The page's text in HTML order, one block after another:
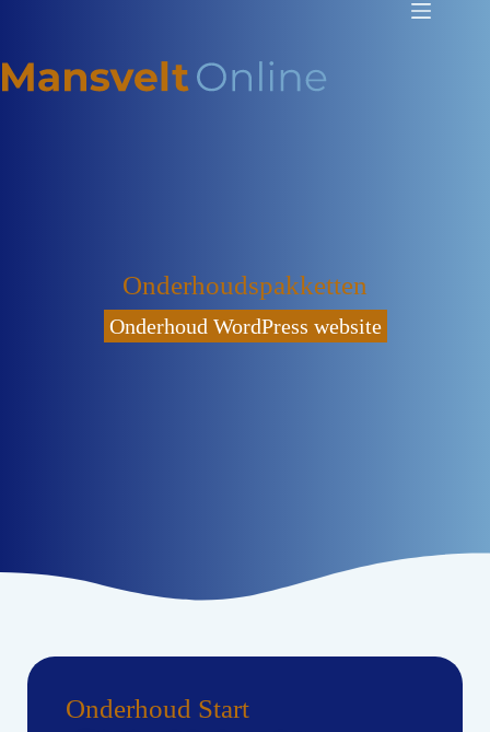
Onderhoudspakketten
Onderhoud WordPress website
Onderhoud Start